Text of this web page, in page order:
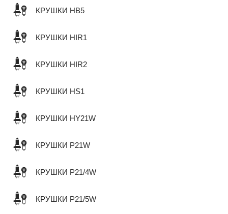
КРУШКИ HB5
КРУШКИ HIR1
КРУШКИ HIR2
КРУШКИ HS1
КРУШКИ HY21W
КРУШКИ P21W
КРУШКИ P21/4W
КРУШКИ P21/5W